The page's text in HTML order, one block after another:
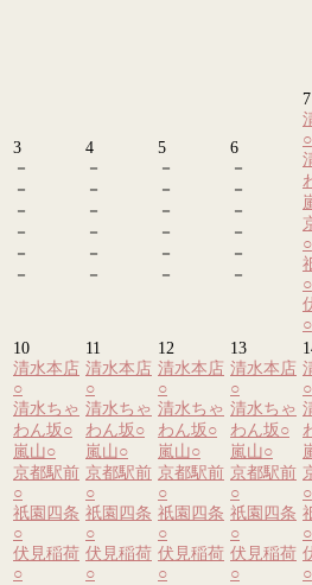
3
－
－
－
－
－
－
4
－
－
－
－
－
－
5
－
－
－
－
－
－
6
－
－
－
－
－
－
7
○
○
○
○
10
清水本店
○
清水ちゃ
わん坂○
嵐山○
京都駅前
○
祇園四条
○
伏見稲荷
○
11
清水本店
○
清水ちゃ
わん坂○
嵐山○
京都駅前
○
祇園四条
○
伏見稲荷
○
12
清水本店
○
清水ちゃ
わん坂○
嵐山○
京都駅前
○
祇園四条
○
伏見稲荷
○
13
清水本店
○
清水ちゃ
わん坂○
嵐山○
京都駅前
○
祇園四条
○
伏見稲荷
○
○
○
○
○